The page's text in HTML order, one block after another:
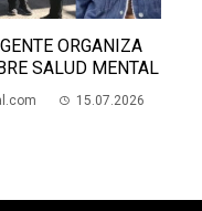
DE
100 AÑOS
22.07.2026